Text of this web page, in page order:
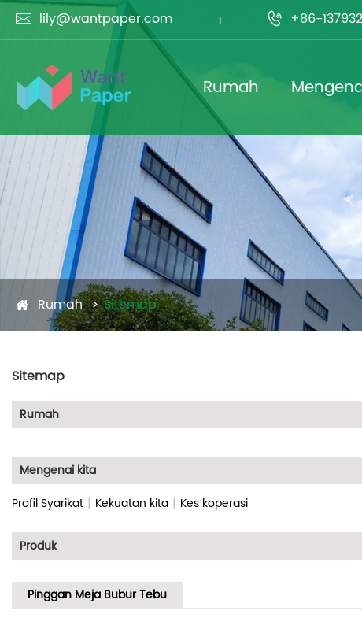
 lily@wantpaper.com  +86-
Rumah
Rumah Sitemap
Sitemap
Rumah
Mengenai kita
Profil Syarikat | Kekuatan kita | Kes koperasi
Produk
Pinggan Meja Bubur Tebu